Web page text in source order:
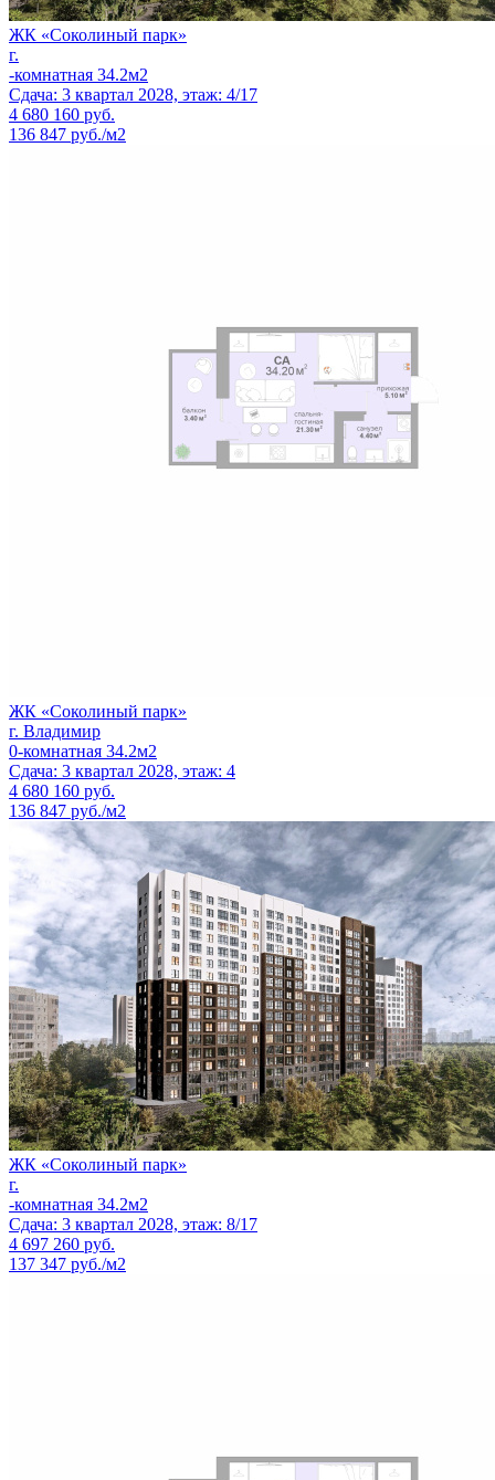
ЖК «Соколиный парк»
г.
-комнатная 34.2м2
Сдача: 3 квартал 2028, этаж: 4/17
4 680 160 руб.
136 847 руб./м2
ЖК «Соколиный парк»
г. Владимир
0-комнатная 34.2м2
Сдача: 3 квартал 2028, этаж: 4
4 680 160 руб.
136 847 руб./м2
ЖК «Соколиный парк»
г.
-комнатная 34.2м2
Сдача: 3 квартал 2028, этаж: 8/17
4 697 260 руб.
137 347 руб./м2